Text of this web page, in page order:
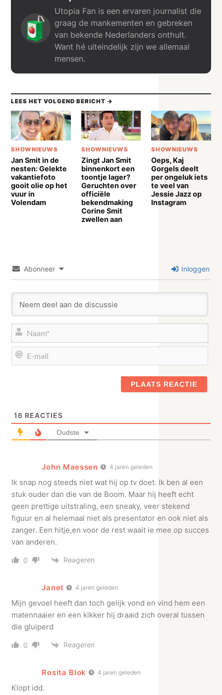
Utopia Fan is een ervaren journalist die
graag de mankementen en gebreken
van bekende Nederlanders onthult.
Want hé uiteindelijk zijn we allemaal
mensen.
LEES HET VOLGEND BERICHT →
SHOWNIEUWS
Jan Smit in de
nesten: Gelekte
vakantiefoto
gooit olie op het
vuur in
Volendam
SHOWNIEUWS
Zingt Jan Smit
binnenkort een
toontje lager?
Geruchten over
officiële
bekendmaking
Corine Smit
zwellen aan
SHOWNIEUWS
Oeps, Kaj
Gorgels deelt
per ongeluk iets
te veel van
Jessie Jazz op
Instagram
Abonneer Inloggen
16 REACTIES
Oudste
John Maessen 4 jaren geleden
Ik snap nog steeds niet wat hij op tv doet. Ik ben al een
stuk ouder dan die van de Boom. Maar hij heeft echt
geen prettige uitstraling, een sneaky, veer stekend
figuur en al helemaal niet als presentator en ook niet als
zanger. Een hitje,en voor de rest waait ie mee op succes
van anderen.
0 Reageren
Janet 4 jaren geleden
Mijn gevoel heeft dan toch gelijk vond en vind hem een
matennaaier en een kikker hij draaid zich overal tussen
die gluiperd
0 Reageren
Rosita Blok 4 jaren geleden
Klopt idd.